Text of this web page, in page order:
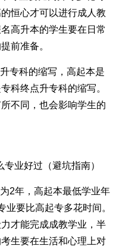
恒心才可以进行成人教
高升本的学生要在日常
前准备。
专科的缩写，高起本是
科终点升专科的缩写。
不同，也会影响学生的
业好过（避坑指南）
2年，高起本最低学业年
业要比高起专多花时间。
才能完成成教学业，半
生要在生活和心理上对